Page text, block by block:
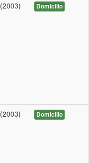
(2003) Domicilio
(2003) Domicilio